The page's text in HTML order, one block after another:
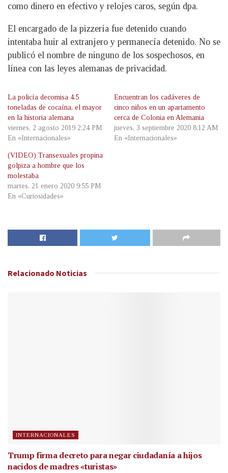
como dinero en efectivo y relojes caros, según dpa.
El encargado de la pizzería fue detenido cuando
intentaba huir al extranjero y permanecía detenido. No se
publicó el nombre de ninguno de los sospechosos, en
línea con las leyes alemanas de privacidad.
La policía decomisa 4.5
toneladas de cocaína, el mayor
en la historia alemana
viernes, 2 agosto 2019 2:24 PM
En «Internacionales»
Encuentran los cadáveres de
cinco niños en un apartamento
cerca de Colonia en Alemania
jueves, 3 septiembre 2020 8:12 AM
En «Internacionales»
(VIDEO) Transexuales propina
golpiza a hombre que los
molestaba
martes, 21 enero 2020 9:55 PM
En «Curiosidades»
Relacionado Noticias
INTERNACIONALES
Trump firma decreto para negar ciudadanía a hijos
nacidos de madres «turistas»